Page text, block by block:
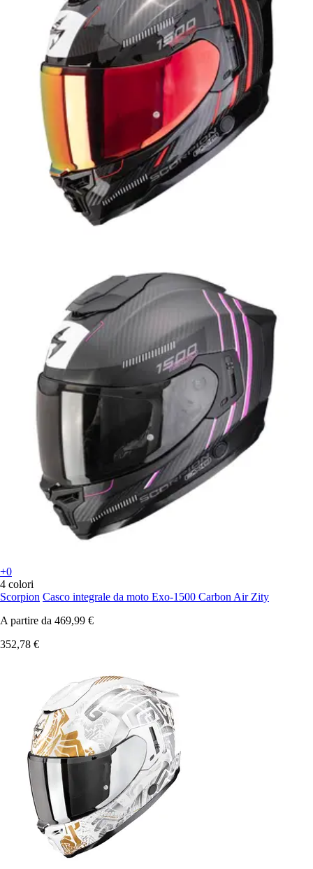
+0
4 colori
Scorpion Casco integrale da moto Exo-1500 Carbon Air Zity
A partire da 469,99 €
352,78 €